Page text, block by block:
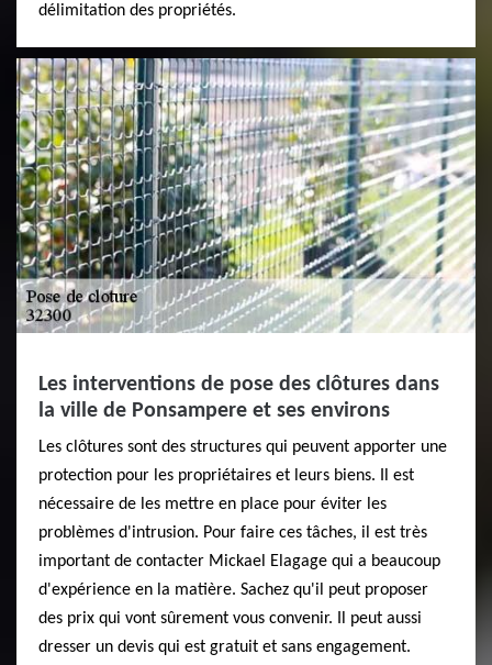
délimitation des propriétés.
Les interventions de pose des clôtures dans
la ville de Ponsampere et ses environs
Les clôtures sont des structures qui peuvent apporter une
protection pour les propriétaires et leurs biens. Il est
nécessaire de les mettre en place pour éviter les
problèmes d'intrusion. Pour faire ces tâches, il est très
important de contacter Mickael Elagage qui a beaucoup
d'expérience en la matière. Sachez qu'il peut proposer
des prix qui vont sûrement vous convenir. Il peut aussi
dresser un devis qui est gratuit et sans engagement.